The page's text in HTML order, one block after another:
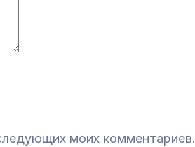
моих комментариев.